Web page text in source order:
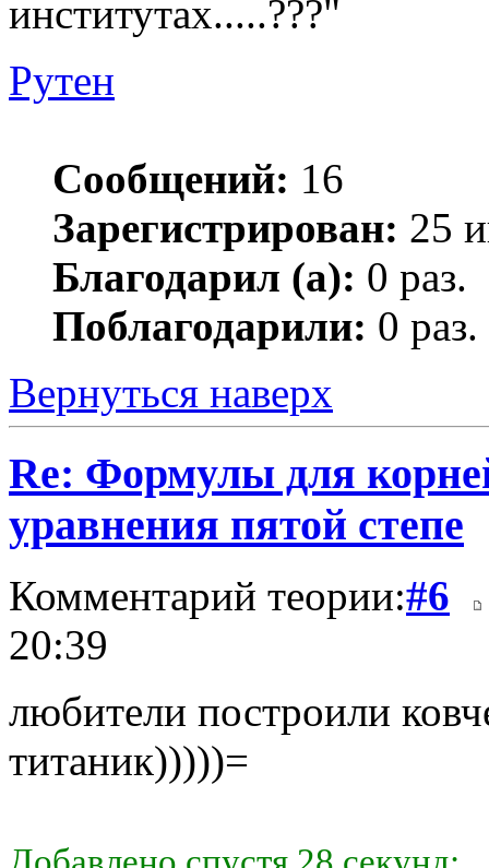
институтах.....???"
Рутен
Сообщений: 16
Зарегистрирован: 25
Благодарил (а): 0 раз.
Поблагодарили: 0 раз.
Вернуться наверх
Re: Формулы для
уравнения пятой степе
Комментарий теории:#6
20:39
любители построили
титаник)))))=